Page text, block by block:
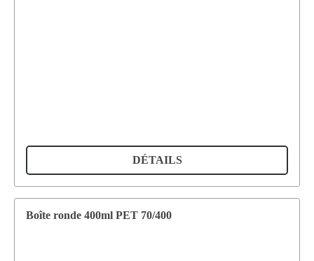
DÉTAILS
Boîte ronde 400ml PET 70/400